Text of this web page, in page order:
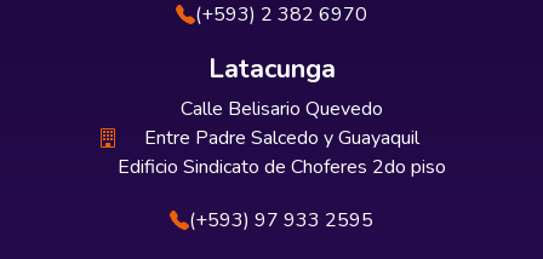
(+593) 2 382 6970
Latacunga
Calle Belisario Quevedo
Entre Padre Salcedo y Guayaquil
Edificio Sindicato de Choferes 2do piso
(+593) 97 933 2595